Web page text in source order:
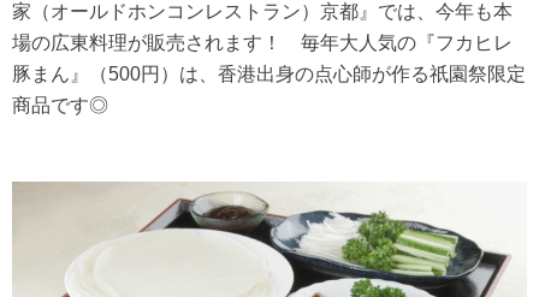
家（オールドホンコンレストラン）京都』では、今年も本
場の広東料理が販売されます！ 毎年大人気の『フカヒレ
豚まん』（500円）は、香港出身の点心師が作る祇園祭限定
商品です◎